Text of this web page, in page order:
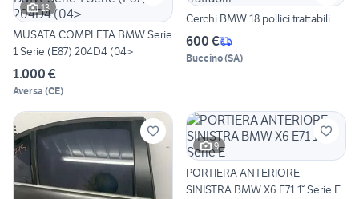
13
MUSATA COMPLETA BMW Serie
1 Serie (E87) 204D4 (04>
1.000 €
Aversa (CE)
Cerchi BMW 18 pollici trattabili
600 €
Buccino(SA)
9
PORTIERA ANTERIORE
SINISTRA BMW X6 E71 1° Serie E